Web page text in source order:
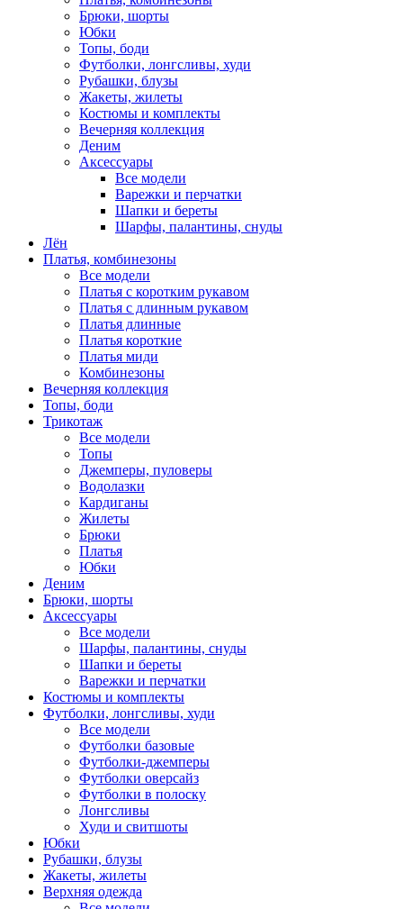
Брюки, шорты
Юбки
Топы, боди
Футболки, лонгсливы, худи
Рубашки, блузы
Жакеты, жилеты
Костюмы и комплекты
Вечерняя коллекция
Деним
Аксессуары
Все модели
Варежки и перчатки
Шапки и береты
Шарфы, палантины, снуды
Лён
Платья, комбинезоны
Все модели
Платья с коротким рукавом
Платья с длинным рукавом
Платья длинные
Платья короткие
Платья миди
Комбинезоны
Вечерняя коллекция
Топы, боди
Трикотаж
Все модели
Топы
Джемперы, пуловеры
Водолазки
Кардиганы
Жилеты
Брюки
Платья
Юбки
Деним
Брюки, шорты
Аксессуары
Все модели
Шарфы, палантины, снуды
Шапки и береты
Варежки и перчатки
Костюмы и комплекты
Футболки, лонгсливы, худи
Все модели
Футболки базовые
Футболки-джемперы
Футболки оверсайз
Футболки в полоску
Лонгсливы
Худи и свитшоты
Юбки
Рубашки, блузы
Жакеты, жилеты
Верхняя одежда